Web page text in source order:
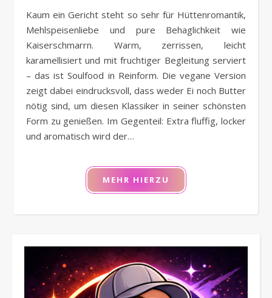
Kaum ein Gericht steht so sehr für Hüttenromantik,
Mehlspeisenliebe und pure Behaglichkeit wie
Kaiserschmarrn. Warm, zerrissen, leicht
karamellisiert und mit fruchtiger Begleitung serviert
– das ist Soulfood in Reinform. Die vegane Version
zeigt dabei eindrucksvoll, dass weder Ei noch Butter
nötig sind, um diesen Klassiker in seiner schönsten
Form zu genießen. Im Gegenteil: Extra fluffig, locker
und aromatisch wird der…
MEHR HIERZU